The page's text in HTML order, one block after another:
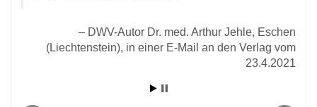
DWV-Autor Dr. med. Arthur Jehle, Eschen
(Liechtenstein), in einer E-Mail an den Verlag vom
23.4.2021